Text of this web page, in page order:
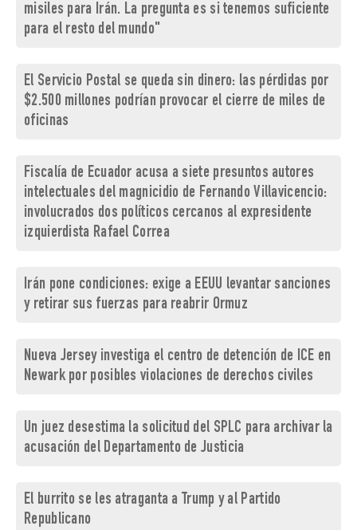
misiles para Irán. La pregunta es si tenemos suficiente
para el resto del mundo"
El Servicio Postal se queda sin dinero: las pérdidas por
$2.500 millones podrían provocar el cierre de miles de
oficinas
Fiscalía de Ecuador acusa a siete presuntos autores
intelectuales del magnicidio de Fernando Villavicencio:
involucrados dos políticos cercanos al expresidente
izquierdista Rafael Correa
Irán pone condiciones: exige a EEUU levantar sanciones
y retirar sus fuerzas para reabrir Ormuz
Nueva Jersey investiga el centro de detención de ICE en
Newark por posibles violaciones de derechos civiles
Un juez desestima la solicitud del SPLC para archivar la
acusación del Departamento de Justicia
El burrito se les atraganta a Trump y al Partido
Republicano